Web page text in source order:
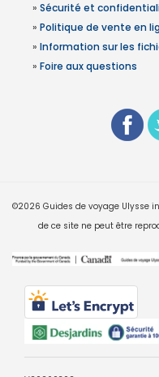
» Sécurité et
» Politique de vente en
» Information sur les
» Foire aux questions
©2026 Guides de voyage Ulysse
de ce site ne peut être